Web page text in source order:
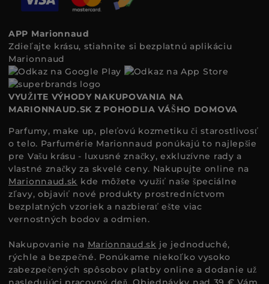
APP Marionnaud
Zdieľajte krásu, stiahnite si bezplatnú aplikáciu
Marionnaud
VYUŽITE VÝHODY NAKUPOVANIA NA
MARIONNAUD.SK Z POHODLIA VÁŠHO DOMOVA
Parfumy, make up, pleťovú kozmetiku či starostlivosť
o telo. Parfumérie Marionnaud ponúkajú to najlepšie
pre Vašu krásu - luxusné značky, exkluzívne rady a
vlastné značky za skvelé ceny. Nakupujte online na
Marionnaud.sk kde môžete využiť naše špeciálne
zľavy, objaviť nové produkty prostredníctvom
bezplatných vzoriek a nazbierať ešte viac
vernostných bodov a odmien.
Nakupovanie na Marionnaud.sk je jednoduché,
rýchle a bezpečné. Ponúkame niekoľko vysoko
zabezpečených spôsobov platby online a dodanie už